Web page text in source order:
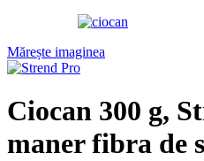
Mărește imaginea
Ciocan 300 g,
maner fibra de